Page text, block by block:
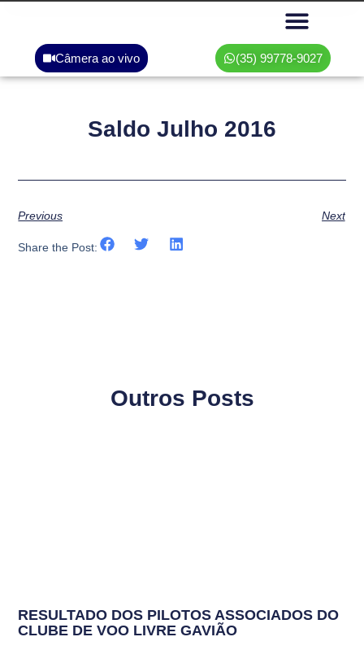
Câmera ao vivo (35) 99778-9027
Saldo Julho 2016
Previous Next
Share the Post:
Outros Posts
RESULTADO DOS PILOTOS ASSOCIADOS DO
CLUBE DE VOO LIVRE GAVIÃO